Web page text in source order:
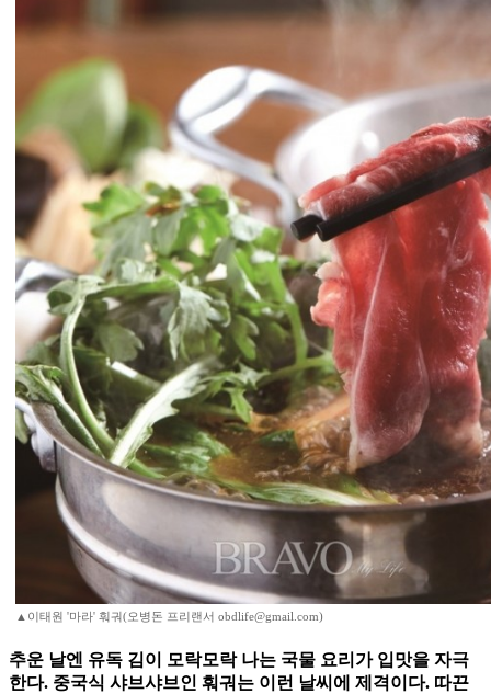
▲이태원 '마라' 훠궈(오병돈 프리랜서 obdlife@gmail.com)
추운 날엔 유독 김이 모락모락 나는 국물 요리가 입맛을 자극
한다. 중국식 샤브샤브인 훠궈는 이런 날씨에 제격이다. 따끈